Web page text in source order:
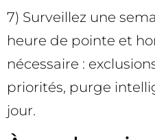
7) Surveillez une
heure de pointe et
nécessaire :
priorités, purge
jour.